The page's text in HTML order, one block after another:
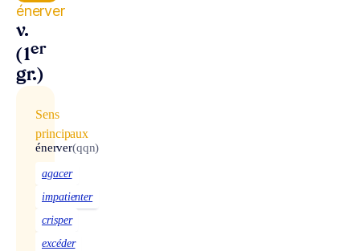
énerver
v.
(1er
gr.)
Sens
principaux
énerver(qqn)
agacer
impatienter
crisper
excéder